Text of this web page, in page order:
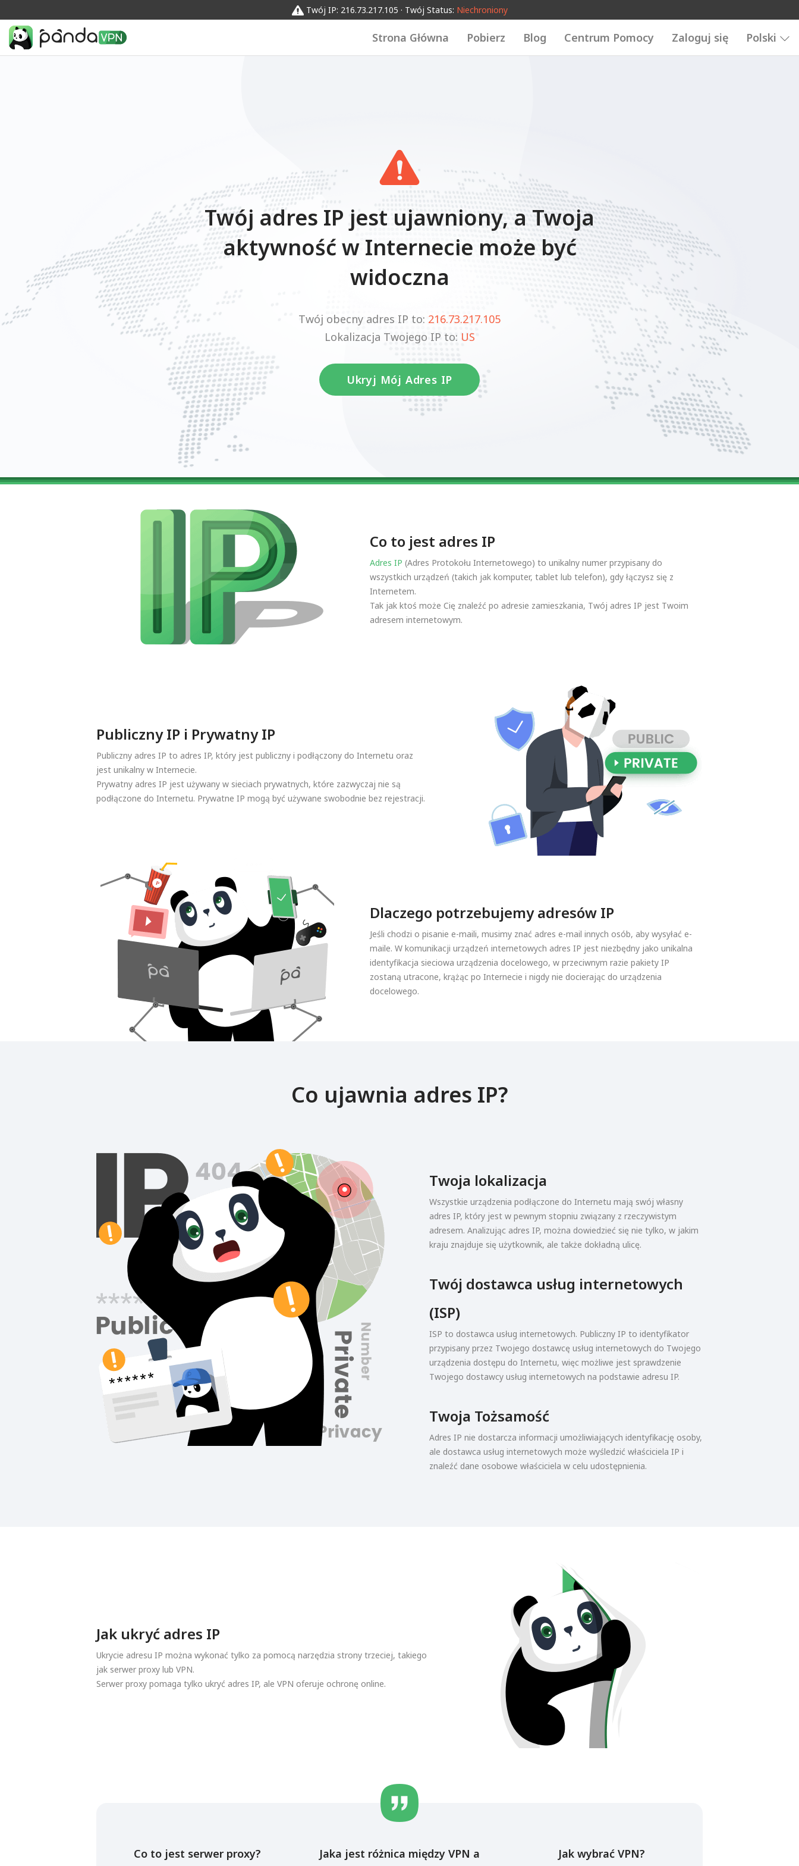
Twój IP: 216.73.217.105 · Twój Status: Niechroniony
Strona Główna Pobierz Blog Centrum Pomocy Zaloguj się Polski
Twój adres IP jest ujawniony, a Twoja
aktywność w Internecie może być
widoczna
Twój obecny adres IP to: 216.73.217.105
Lokalizacja Twojego IP to: US
Ukryj Mój Adres IP
Co to jest adres IP
Adres IP (Adres Protokołu Internetowego) to unikalny numer przypisany do
wszystkich urządzeń (takich jak komputer, tablet lub telefon), gdy łączysz się z
Internetem.
Tak jak ktoś może Cię znaleźć po adresie zamieszkania, Twój adres IP jest Twoim
adresem internetowym.
Publiczny IP i Prywatny IP
Publiczny adres IP to adres IP, który jest publiczny i podłączony do Internetu oraz
jest unikalny w Internecie.
Prywatny adres IP jest używany w sieciach prywatnych, które zazwyczaj nie są
podłączone do Internetu. Prywatne IP mogą być używane swobodnie bez rejestracji.
Dlaczego potrzebujemy adresów IP
Jeśli chodzi o pisanie e-maili, musimy znać adres e-mail innych osób, aby wysyłać e-
maile. W komunikacji urządzeń internetowych adres IP jest niezbędny jako unikalna
identyfikacja sieciowa urządzenia docelowego, w przeciwnym razie pakiety IP
zostaną utracone, krążąc po Internecie i nigdy nie docierając do urządzenia
docelowego.
Co ujawnia adres IP?
Twoja lokalizacja
Wszystkie urządzenia podłączone do Internetu mają swój własny
adres IP, który jest w pewnym stopniu związany z rzeczywistym
adresem. Analizując adres IP, można dowiedzieć się nie tylko, w jakim
kraju znajduje się użytkownik, ale także dokładną ulicę.
Twój dostawca usług internetowych
(ISP)
ISP to dostawca usług internetowych. Publiczny IP to identyfikator
przypisany przez Twojego dostawcę usług internetowych do Twojego
urządzenia dostępu do Internetu, więc możliwe jest sprawdzenie
Twojego dostawcy usług internetowych na podstawie adresu IP.
Twoja Tożsamość
Adres IP nie dostarcza informacji umożliwiających identyfikację osoby,
ale dostawca usług internetowych może wyśledzić właściciela IP i
znaleźć dane osobowe właściciela w celu udostępnienia.
Jak ukryć adres IP
Ukrycie adresu IP można wykonać tylko za pomocą narzędzia strony trzeciej, takiego
jak serwer proxy lub VPN.
Serwer proxy pomaga tylko ukryć adres IP, ale VPN oferuje ochronę online.
Co to jest serwer proxy?
Jaka jest różnica między VPN a
Jak wybrać VPN?